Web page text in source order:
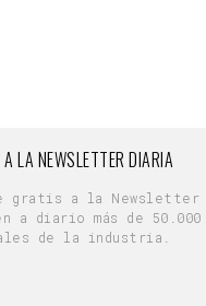
LA NEWSLETTER DIARIA
gratis a la Newsletter
a diario más de 50.000
de la industria.